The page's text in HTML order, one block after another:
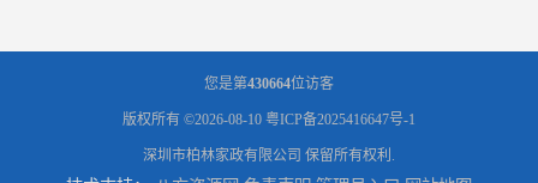
您是第430664位访客
版权所有 ©2026-08-10 粤ICP备2025416647号-1
深圳市柏林家政有限公司 保留所有权利.